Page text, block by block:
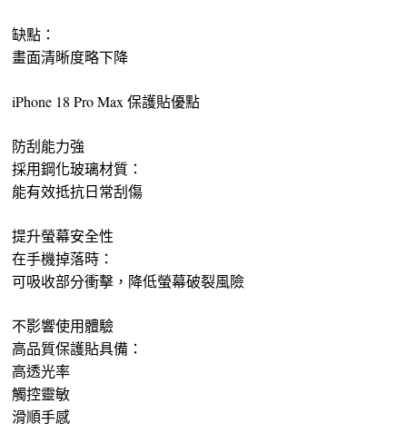
缺點：
畫面清晰度略下降
iPhone 18 Pro Max 保護貼優點
防刮能力強
採用鋼化玻璃材質：
能有效抵抗日常刮傷
提升螢幕安全性
在手機掉落時：
可吸收部分衝擊，降低螢幕破裂風險
不影響使用體驗
高品質保護貼具備：
高透光率
觸控靈敏
滑順手感